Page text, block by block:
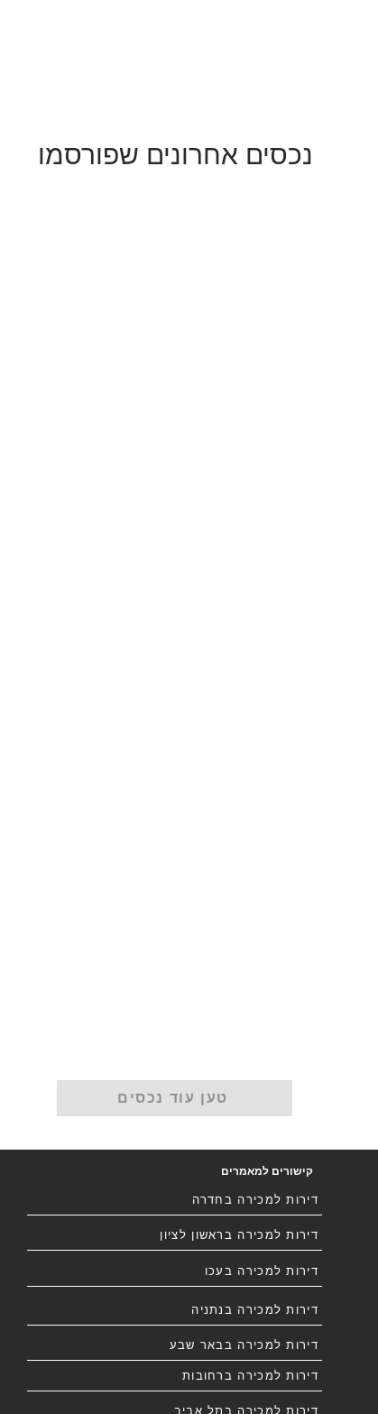
נכסים אחרונים שפורסמו
טען עוד נכסים
קישורים למאמרים
דירות למכירה בחדרה
דירות למכירה בראשון לציון
דירות למכירה בעכו
דירות למכירה בנתניה
דירות למכירה בבאר שבע
דירות למכירה ברחובות
דירות למכירה בתל אביב